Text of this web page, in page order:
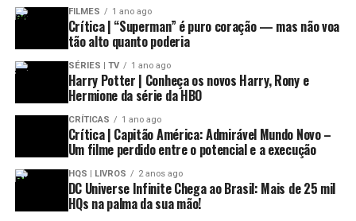
FILMES 1 ano ago
Crítica | “Superman” é puro coração — mas não voa
tão alto quanto poderia
SÉRIES | TV 1 ano ago
Harry Potter | Conheça os novos Harry, Rony e
Hermione da série da HBO
CRÍTICAS 1 ano ago
Crítica | Capitão América: Admirável Mundo Novo –
Um filme perdido entre o potencial e a execução
HQS | LIVROS 2 anos ago
DC Universe Infinite Chega ao Brasil: Mais de 25 mil
HQs na palma da sua mão!